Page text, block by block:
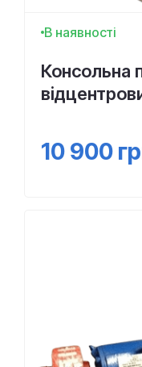
В наявності
Консольна
10 900